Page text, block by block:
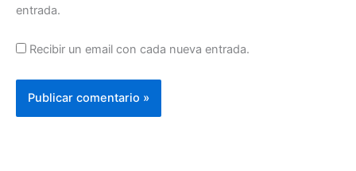
entrada.
Recibir un email con cada nueva entrada.